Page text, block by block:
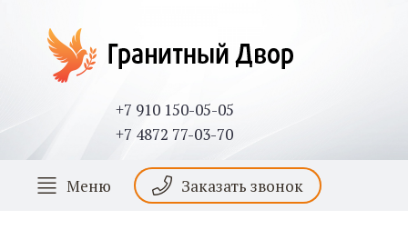
+7 910 150-05-05
+7 4872 77-03-70
Меню Заказать звонок